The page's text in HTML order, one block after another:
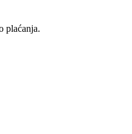
plaćanja.